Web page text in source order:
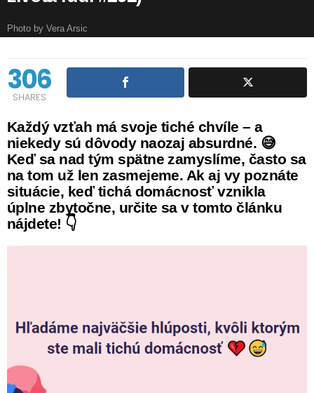
Photo by Vera Arsic
306
SHARES
Každý vzťah má svoje tiché chvíle – a
niekedy sú dôvody naozaj absurdné. 😅
Keď sa nad tým spätne zamyslíme, často sa
na tom už len zasmejeme. Ak aj vy poznáte
situácie, keď tichá domácnosť vznikla
úplne zbytočne, určite sa v tomto článku
nájdete! 👇